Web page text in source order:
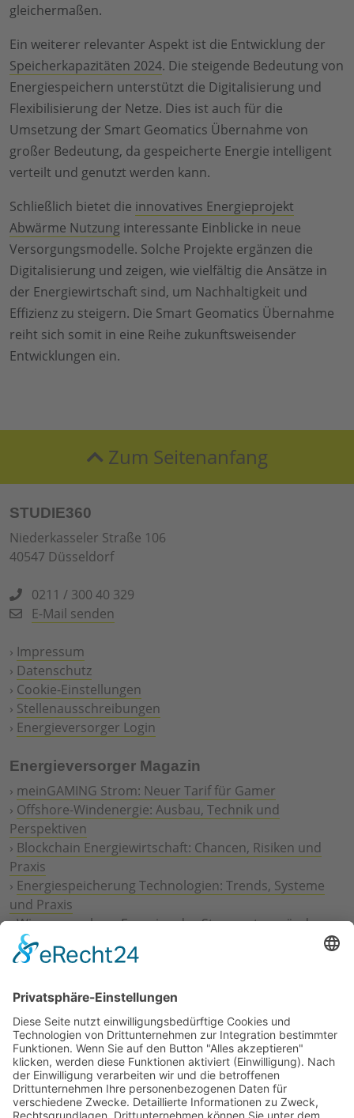
gleichermaßen.
Ein weiterer relevanter Aspekt ist die Entwicklung der
Speicherkapazitäten 2024. Die steigende Bedeutung von
Energiespeichern unterstützt die Digitalisierung und
Flexibilisierung der Netze. Dies ist auch für die
Umsetzung der Smart Geomatics Übernahme von
großer Bedeutung, da gespeicherte Energie intelligent
verteilt und genutzt werden kann.
Schließlich bietet die innovatives Energieprojekt
Abwärme Nutzung interessante Einblicke in neue
Versorgungsmodelle. Solche Projekte ergänzen die
Digitalisierung und zeigen, wie vielfältig die Ansätze in
der Energiewirtschaft sind, um Nachhaltigkeit und
Effizienz zu steigern. Die Smart Geomatics Übernahme
reiht sich somit in eine Reihe zukunftsweisender
Entwicklungen ein.
Zum Seitenanfang
STUDIE360
Niederkasseler Straße 106
40547 Düsseldorf
0211 / 300 40 329
E-Mail senden
› Impressum
› Datenschutz
› Cookie-Einstellungen
› Stellenausschreibungen
› Energieversorger Login
Energieversorger Magazin
› meinGAMING Strom: Neuer Tarif für Gamer
› Offshore-Windenergie: Ausbau, Technik und
Perspektiven
› Blockchain Energiewirtschaft: Chancen, Risiken und
Praxis
› Energiespeicherung Technologien: Trends, Systeme
und Praxis
›Wie erneuerbare Energien das Stromnetz verändern
Digitalisierung Energiewirtschaft: Effizienz, Netze und
Prozesse
Geschäftsmodelle
›Vorstandswechsel Westenergie: Böddeling übernimmt
befristet
›Wasserstoff-Hochlauf: Dialog, Infrastruktur und
konkrete Schritte
›Solaranlage Regenbogenfarben: FC St. Pauli und
LichtBlick installieren erste weltweite Anlage